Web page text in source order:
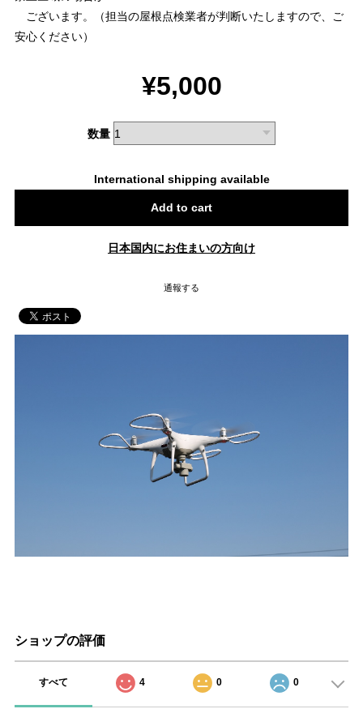
ございます。（担当の屋根点検業者が判断いたしますので、ご
安心ください）
¥5,000
数量
International shipping available
Add to cart
日本国内にお住まいの方向け
通報する
ショップの評価
すべて 4 0 0